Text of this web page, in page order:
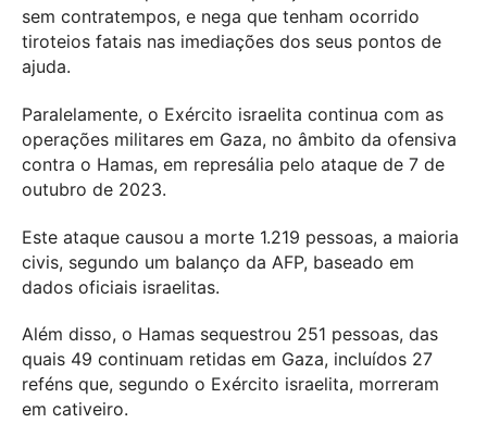
sem contratempos, e nega que tenham ocorrido
tiroteios fatais nas imediações dos seus pontos de
ajuda.
Paralelamente, o Exército israelita continua com as
operações militares em Gaza, no âmbito da ofensiva
contra o Hamas, em represália pelo ataque de 7 de
outubro de 2023.
Este ataque causou a morte 1.219 pessoas, a maioria
civis, segundo um balanço da AFP, baseado em
dados oficiais israelitas.
Além disso, o Hamas sequestrou 251 pessoas, das
quais 49 continuam retidas em Gaza, incluídos 27
reféns que, segundo o Exército israelita, morreram
em cativeiro.